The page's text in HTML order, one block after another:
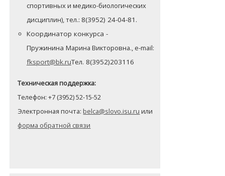
спортивных и медико-биологических
дисциплин), тел.: 8(3952) 24-04-81.
Координатор конкурса -
Пружинина Марина Викторовна., e-mail:
fksport@bk.ruТел. 8(3952)203116
Техническая поддержка:
Телефон: +7 (3952) 52-15-52
Электронная почта:belca@slovo.isu.ru или
форма обратной связи